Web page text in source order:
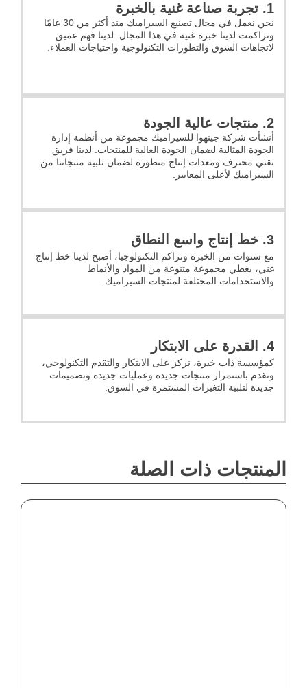
1. تجربة صناعة غنية بالخبرة
نحن نعمل في مجال تصنيع السيراميك منذ أكثر من 30 عامًا
وتراكمت لدينا خبرة غنية في هذا المجال. لدينا فهم عميق
لاتجاهات السوق والتطورات التكنولوجية واحتياجات العملاء.
2. منتجات عالية الجودة
أنشأت شركة جينهوا للسيراميك مجموعة من أنظمة إدارة
الجودة المثالية لضمان الجودة العالية للمنتجات. لدينا فريق
تقني محترف ومعدات إنتاج متطورة لضمان تلبية منتجاتنا من
السيراميك لأعلى المعايير.
3. خط إنتاج واسع النطاق
مع سنوات من الخبرة وتراكم التكنولوجيا، أصبح لدينا خط إنتاج
غني، يغطي مجموعة متنوعة من المواد والأنماط
والاستخدامات المختلفة لمنتجات السيراميك.
4. القدرة على الابتكار
كمؤسسة ذات خبرة، نركز على الابتكار والتقدم التكنولوجي،
ونقدم باستمرار منتجات جديدة وعمليات جديدة وتصميمات
جديدة لتلبية التغيرات المستمرة في السوق.
المنتجات ذات الصلة